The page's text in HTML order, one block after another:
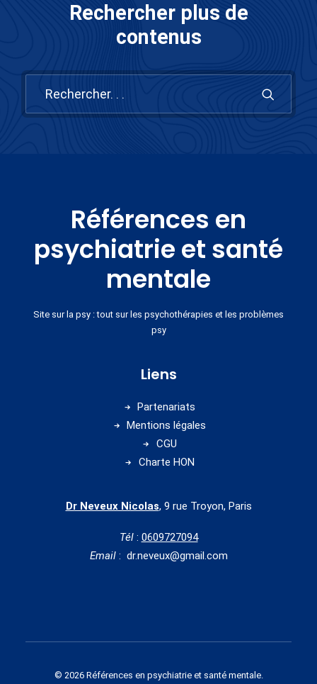
Rechercher plus de
contenus
Références en
psychiatrie et santé
mentale
Site sur la psy : tout sur les psychothérapies et les problèmes
psy
Liens
Partenariats
Mentions légales
CGU
Charte HON
Dr Neveux Nicolas, 9 rue Troyon, Paris
Tél : 0609727094
Email: dr.neveux@gmail.com
© 2026 Références en psychiatrie et santé mentale.